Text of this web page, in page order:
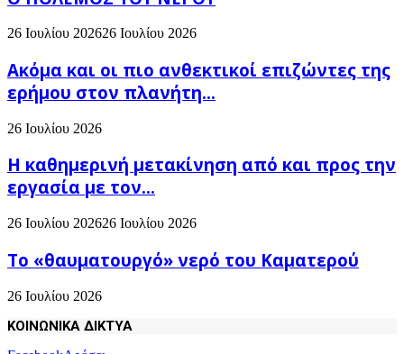
26 Ιουλίου 202626 Ιουλίου 2026
Ακόμα και οι πιο ανθεκτικοί επιζώντες της
ερήμου στον πλανήτη...
26 Ιουλίου 2026
H καθημερινή μετακίνηση από και προς την
εργασία με τον...
26 Ιουλίου 202626 Ιουλίου 2026
Το «θαυματουργό» νερό του Καματερού
26 Ιουλίου 2026
ΚΟΙΝΩΝΙΚΑ ΔΙΚΤΥΑ